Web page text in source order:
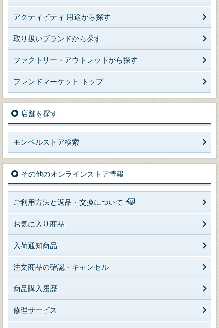
アクティビティ 用途から探す
取り扱いブランドから探す
ファクトリー・アウトレットから探す
フレンドマーケット トップ
店舗を探す
モンベルストア検索
その他のオンラインストア情報
ご利用方法と返品・交換について
お気に入り商品
入荷通知商品
注文商品の確認・キャンセル
商品購入履歴
修理サービス